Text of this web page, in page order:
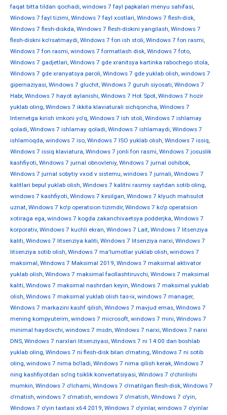
faqat bitta tildan qochadi, windows 7 fayl papkalari menyu sahifasi,
Windows 7 fayl tizimi, Windows 7 fayl xostlari, Windows 7 flesh-disk,
Windows 7 flesh-diskda, Windows 7 flesh-diskini yangilash, Windows 7
flesh-diskni ko'rsatmaydi, Windows 7 fon ish stoli, Windows 7 fon rasmi,
Windows 7 fon rasmi, windows 7 formatlash disk, Windows 7 foto,
Windows 7 gadjetlari, Windows 7 gde xranitsya kartinka rabochego stola,
Windows 7 gde xranyatsya paroli, Windows 7 gde yuklab olish, windows 7
gipernaziyasi, Windows 7 gluchit, Windows 7 guruh siyosati, Windows 7
Habr, Windows 7 hayot aylanishi, Windows 7 Hot Spot, Windows 7 hozir
yuklab oling, Windows 7 ikkita klaviaturali sichqoncha, Windows 7
Internetga kirish imkoni yo'q, Windows 7 ish stoli, Windows 7 ishlamay
qoladi, Windows 7 ishlamay qoladi, Windows 7 ishlamaydi, Windows 7
ishlamoqda, windows 7 iso, Windows 7 ISO yuklab olish, Windows 7 issiq,
Windows 7 issiq klaviatura, Windows 7 jonli fon rasmi, Windows 7 josuslik
kashfiyoti, Windows 7 jurnal obnovleniy, Windows 7 jurnal oshibok,
Windows 7 jurnal sobytiy vxod v sistemu, windows 7 jurnali, Windows 7
kalitlari bepul yuklab olish, Windows 7 kalitni rasmiy saytdan sotib oling,
windows 7 kashfiyoti, Windows 7 kesilgan, Windows 7 klyuch mahsulot
uznat, Windows 7 ko'p operatsion tizimdir, Windows 7 ko'p operatsion
xotiraga ega, windows 7 kogda zakanchivaetsya podderjka, Windows 7
korporativ, Windows 7 kuchli ekran, Windows 7 Lait, Windows 7 litsenziya
kaliti, Windows 7 litsenziya kaliti, Windows 7 litsenziya narxi, Windows 7
litsenziya sotib olish, Windows 7 ma'lumotlar yuklab olish, windows 7
maksimal, Windows 7 Maksimal 2019, Windows 7 maksimal aktivator
yuklab olish, Windows 7 maksimal faollashtiruvchi, Windows 7 maksimal
kaliti, Windows 7 maksimal nashrdan keyin, Windows 7 maksimal yuklab
olish, Windows 7 maksimal yuklab olish tas-ix, windows 7 manager,
Windows 7 markazini kashf qilish, Windows 7 mavjud emas, Windows 7
mening kompyuterim, windows 7 microsoft, windows 7 mini, Windows 7
minimal haydovchi, windows 7 msdn, Windows 7 narxi, Windows 7 narxi
DNS, Windows 7 narxlari litsenziyasi, Windows 7 ni 14:00 dan boshlab
yuklab oling, Windows 7 ni flesh-disk bilan o'rnating, Windows 7 ni sotib
oling, windows 7 nima bo'ladi, Windows 7 nima qilish kerak, Windows 7
ning kashfiyotdan so'ng tsiklik konvertatsiyasi, Windows 7 o'chirilishi
mumkin, Windows 7 o'lchami, Windows 7 o'rnatilgan flesh-disk, Windows 7
o'rnatish, windows 7 o'rnatish, windows 7 o'rnatish, Windows 7 o'yin,
Windows 7 o'yin taxtasi x64 2019, Windows 7 o'yinlar, windows 7 o'yinlar